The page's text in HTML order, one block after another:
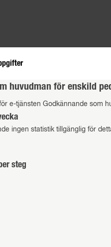
huvudman för enskild
e-tjänsten Godkännande som
ingen statistik tillgänglig för
steg